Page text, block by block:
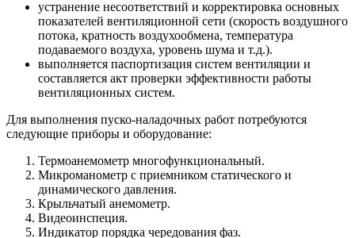
устранение несоответствий и корректировка основных
показателей вентиляционной сети (скорость воздушного
потока, кратность воздухообмена, температура
подаваемого воздуха, уровень шума и т.д.).
выполняется паспортизация систем вентиляции и
составляется акт проверки эффективности работы
вентиляционных систем.
Для выполнения пуско-наладочных работ потребуются
следующие приборы и оборудование:
Термоанемометр многофункциональный.
Микроманометр с приемником статического и
динамического давления.
Крыльчатый анемометр.
Видеоинспеция.
Индикатор порядка чередования фаз.